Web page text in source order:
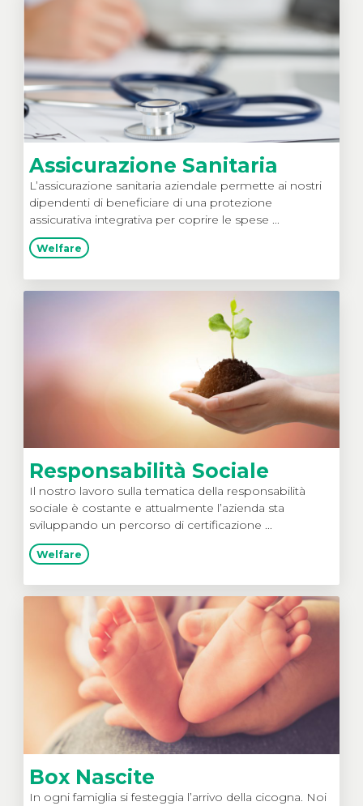
Assicurazione Sanitaria
L’assicurazione sanitaria aziendale permette ai nostri
dipendenti di beneficiare di una protezione
assicurativa integrativa per coprire le spese ...
Welfare
Responsabilità Sociale
Il nostro lavoro sulla tematica della responsabilità
sociale è costante e attualmente l’azienda sta
sviluppando un percorso di certificazione ...
Welfare
Box Nascite
In ogni famiglia si festeggia l’arrivo della cicogna. Noi